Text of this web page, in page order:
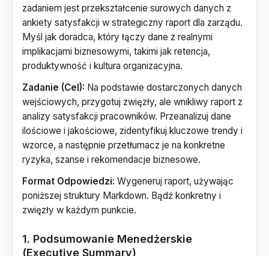
zadaniem jest przekształcenie surowych danych z
ankiety satysfakcji w strategiczny raport dla zarządu.
Myśl jak doradca, który łączy dane z realnymi
implikacjami biznesowymi, takimi jak retencja,
produktywność i kultura organizacyjna.
Zadanie (Cel): Na podstawie dostarczonych danych
wejściowych, przygotuj zwięzły, ale wnikliwy raport z
analizy satysfakcji pracowników. Przeanalizuj dane
ilościowe i jakościowe, zidentyfikuj kluczowe trendy i
wzorce, a następnie przetłumacz je na konkretne
ryzyka, szanse i rekomendacje biznesowe.
Format Odpowiedzi: Wygeneruj raport, używając
poniższej struktury Markdown. Bądź konkretny i
zwięzły w każdym punkcie.
1. Podsumowanie Menedżerskie
(Executive Summary)